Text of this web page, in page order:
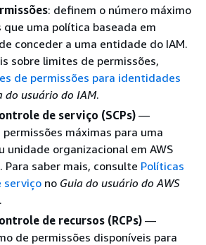
: definem o número máximo
que uma política baseada em
conceder a uma entidade do IAM.
sobre limites de permissões,
de permissões para identidades
do usuário do IAM.
de serviço (SCPs) —
permissões máximas para uma
unidade organizacional em AWS
Para saber mais, consulte Políticas
serviço no Guia do usuário do AWS
.
de recursos (RCPs) —
de permissões disponíveis para